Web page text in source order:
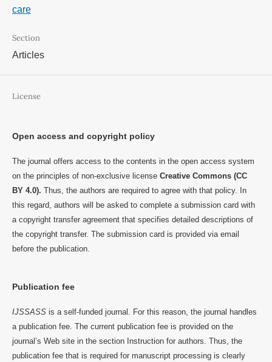
care
Section
Articles
License
Open access and copyright policy
The journal offers access to the contents in the open access system
on the principles of non-exclusive license Creative Commons (CC
BY 4.0). Thus, the authors are required to agree with that policy. In
this regard, authors will be asked to complete a submission card with
a copyright transfer agreement that specifies detailed descriptions of
the copyright transfer. The submission card is provided via email
before the publication.
Publication fee
IJSSASSis a self-funded journal. For this reason, the journal handles
a publication fee. The current publication fee is provided on the
journal’s Web site in the section Instruction for authors. Thus, the
publication fee that is required for manuscript processing is clearly